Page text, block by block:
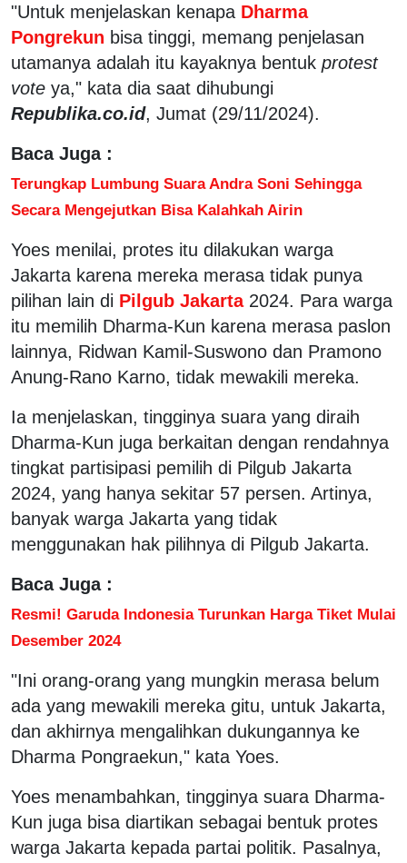
"Untuk menjelaskan kenapa Dharma
Pongrekun bisa tinggi, memang penjelasan
utamanya adalah itu kayaknya bentuk protest
vote ya," kata dia saat dihubungi
Republika.co.id, Jumat (29/11/2024).
Baca Juga :
Terungkap Lumbung Suara Andra Soni Sehingga
Secara Mengejutkan Bisa Kalahkah Airin
Yoes menilai, protes itu dilakukan warga
Jakarta karena mereka merasa tidak punya
pilihan lain di Pilgub Jakarta 2024. Para warga
itu memilih Dharma-Kun karena merasa paslon
lainnya, Ridwan Kamil-Suswono dan Pramono
Anung-Rano Karno, tidak mewakili mereka.
Ia menjelaskan, tingginya suara yang diraih
Dharma-Kun juga berkaitan dengan rendahnya
tingkat partisipasi pemilih di Pilgub Jakarta
2024, yang hanya sekitar 57 persen. Artinya,
banyak warga Jakarta yang tidak
menggunakan hak pilihnya di Pilgub Jakarta.
Baca Juga :
Resmi! Garuda Indonesia Turunkan Harga Tiket Mulai
Desember 2024
"Ini orang-orang yang mungkin merasa belum
ada yang mewakili mereka gitu, untuk Jakarta,
dan akhirnya mengalihkan dukungannya ke
Dharma Pongraekun," kata Yoes.
Yoes menambahkan, tingginya suara Dharma-
Kun juga bisa diartikan sebagai bentuk protes
warga Jakarta kepada partai politik. Pasalnya,